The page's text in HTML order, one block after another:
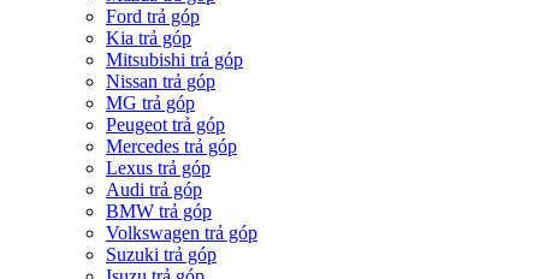
Ford trả góp
Kia trả góp
Mitsubishi trả góp
Nissan trả góp
MG trả góp
Peugeot trả góp
Mercedes trả góp
Lexus trả góp
Audi trả góp
BMW trả góp
Volkswagen trả góp
Suzuki trả góp